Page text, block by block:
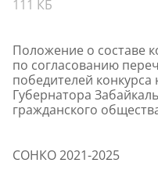
111 КБ
Положение о составе
по согласованию
победителей конкурса
Губернатора
гражданского
СОНКО 2021-2025